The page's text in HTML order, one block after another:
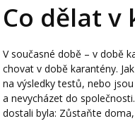
Co dělat v
V současné době – v době
chovat v době karantény.
na výsledky testů, nebo
a nevycházet do
dostali byla: Zůstaňte